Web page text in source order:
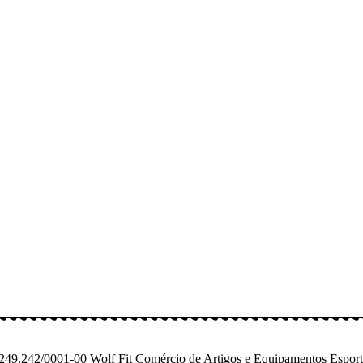
0001-00 Wolf Fit Comércio de Artigos e Equipamentos